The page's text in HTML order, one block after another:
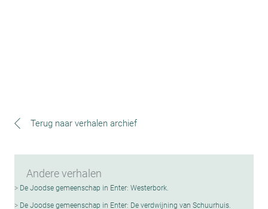
Terug naar verhalen archief
Andere verhalen
De Joodse gemeenschap in Enter: Westerbork.
De Joodse gemeenschap in Enter: De verdwijning van Schuurhuis.